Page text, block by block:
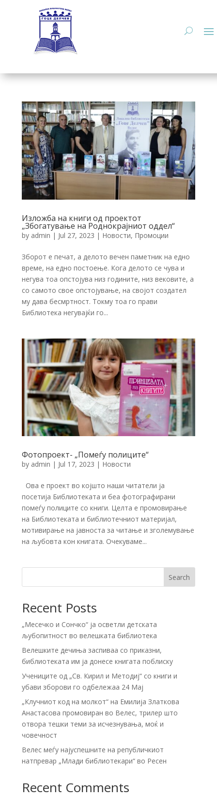
Изложба на книги од проектот
„Збогатување на Роднокрајниот оддел“
by admin | Jul 27, 2023 | Новости, Промоции
Зборот е печат, а делото вечен паметник на едно
време, на едно постоење. Кога делото се чува и
негува тоа опстојува низ годините, низ вековите, а
со самото свое опстојување, на својот создател
му дава бесмртност. Токму тоа го прави
Библиотека негувајќи го...
Фотопроект- „Помеѓу полиците“
by admin | Jul 17, 2023 | Новости
Ова е проект во којшто наши читатели ја
посетија Библиотеката и беа фотографирани
помеѓу полиците со книги. Целта е промовирање
на Библиотеката и библиотечниот материјал,
мотивирање на јавноста за читање и зголемување
на љубовта кон книгата. Очекуваме...
Search
Recent Posts
„Месечко и Сончко“ ја осветли детската
љубопитност во велешката библиотека
Велешките дечиња заспиваа со приказни,
библиотеката им ја донесе книгата поблиску
Учениците од „Св. Кирил и Методиј“ со книги и
убави зборови го одбележаа 24 Мај
„Клучниот код на молкот“ на Емилија Златкова
Анастасова промовиран во Велес, трилер што
отвора тешки теми за исчезнувања, моќ и
човечност
Велес меѓу најуспешните на републичкиот
натпревар „Млади библиотекари“ во Ресен
Recent Comments